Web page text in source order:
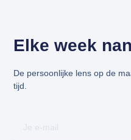
Elke week
De persoonlijke lens op de
tijd.